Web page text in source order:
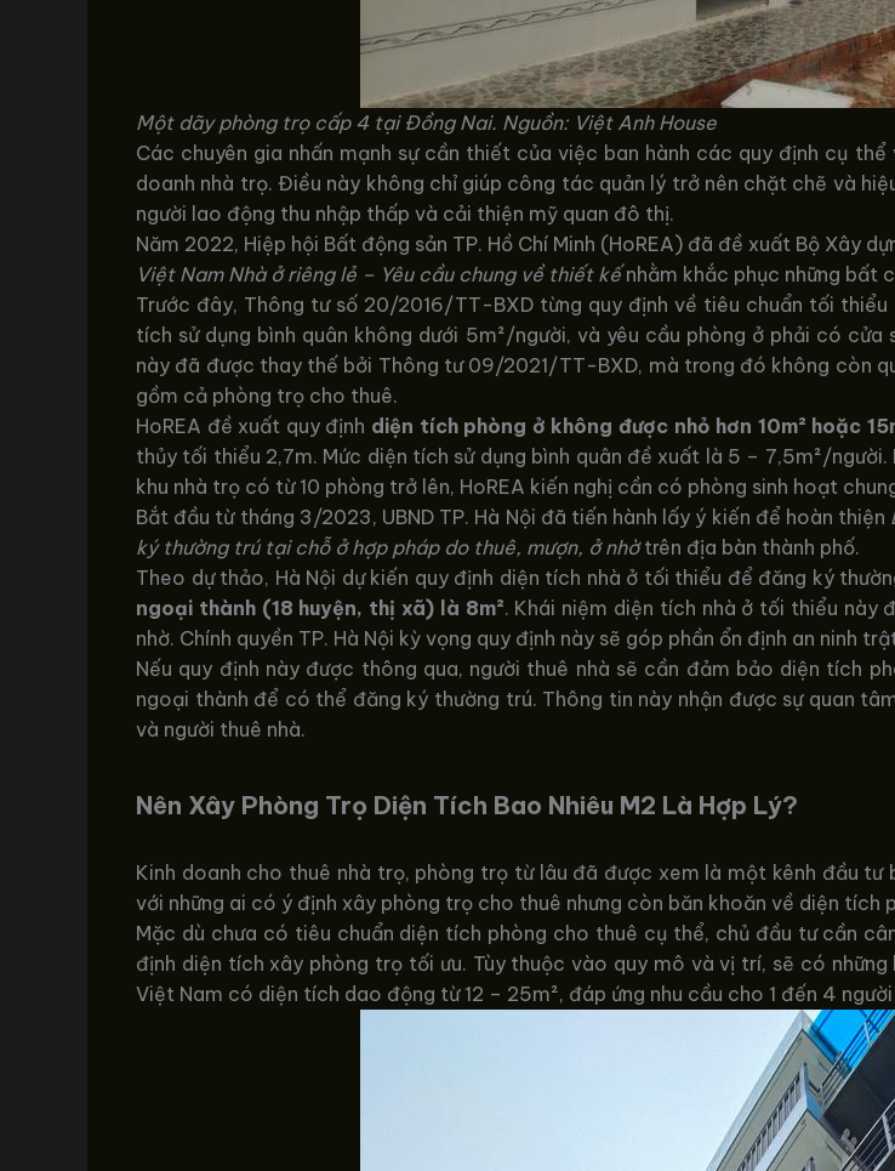
Một dãy phòng trọ cấp 4 tại Đồng Nai. Nguồn: Việt Anh House
Các chuyên gia nhấn mạnh sự cần thiết của việc ban hành các quy định cụ
doanh nhà trọ. Điều này không chỉ giúp công tác quản lý trở nên chặt chẽ và
người lao động thu nhập thấp và cải thiện mỹ quan đô thị.
Năm 2022, Hiệp hội Bất động sản TP. Hồ Chí Minh (HoREA) đã đề xuất Bộ Xây
Việt Nam Nhà ở riêng lẻ – Yêu cầu chung về thiết kếnhằm khắc phục những bất
Trước đây, Thông tư số 20/2016/TT-BXD từng quy định về tiêu chuẩn tối
tích sử dụng bình quân không dưới 5m²/người, và yêu cầu phòng ở phải có
này đã được thay thế bởi Thông tư 09/2021/TT-BXD, mà trong đó không còn
gồm cả phòng trọ cho thuê.
HoREA đề xuất quy định diện tích phòng ở không được nhỏ hơn 10m² hoặc
thủy tối thiểu 2,7m. Mức diện tích sử dụng bình quân đề xuất là 5 – 7,5m²/
khu nhà trọ có từ 10 phòng trở lên, HoREA kiến nghị cần có phòng sinh hoạt
Bắt đầu từ tháng 3/2023, UBND TP. Hà Nội đã tiến hành lấy ý kiến để hoàn thiện
ký thường trú tại chỗ ở hợp pháp do thuê, mượn, ở nhờtrên địa bàn thành phố.
Theo dự thảo, Hà Nội dự kiến quy định diện tích nhà ở tối thiểu để đăng ký
ngoại thành (18 huyện, thị xã) là 8m². Khái niệm diện tích nhà ở tối thiểu này
nhờ. Chính quyền TP. Hà Nội kỳ vọng quy định này sẽ góp phần ổn định an ninh
Nếu quy định này được thông qua, người thuê nhà sẽ cần đảm bảo diện tích
ngoại thành để có thể đăng ký thường trú. Thông tin này nhận được sự quan
và người thuê nhà.
Nên Xây Phòng Trọ Diện Tích Bao Nhiêu M2 Là Hợp Lý?
Kinh doanh cho thuê nhà trọ, phòng trọ từ lâu đã được xem là một kênh đầu
với những ai có ý định xây phòng trọ cho thuê nhưng còn băn khoăn về diện tích
Mặc dù chưa có tiêu chuẩn diện tích phòng cho thuê cụ thể, chủ đầu tư cần
định diện tích xây phòng trọ tối ưu. Tùy thuộc vào quy mô và vị trí, sẽ có
Việt Nam có diện tích dao động từ 12 – 25m², đáp ứng nhu cầu cho 1 đến 4 người